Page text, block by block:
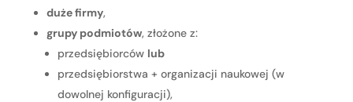
duże firmy,
grupy podmiotów, złożone z:
przedsiębiorców lub
przedsiębiorstwa + organizacji naukowej (w
dowolnej konfiguracji),